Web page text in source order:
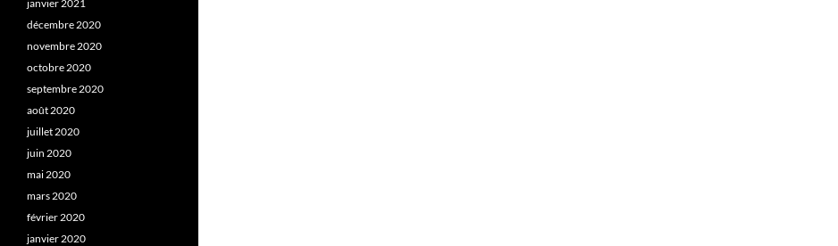
janvier 2021
décembre 2020
novembre 2020
octobre 2020
septembre 2020
août 2020
juillet 2020
juin 2020
mai 2020
mars 2020
février 2020
janvier 2020